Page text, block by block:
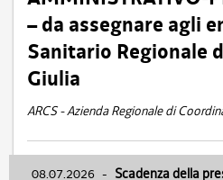
– da assegnare agli
Sanitario Regionale
Giulia
ARCS - Azienda Regionale di
08.07.2026 - Scadenza della